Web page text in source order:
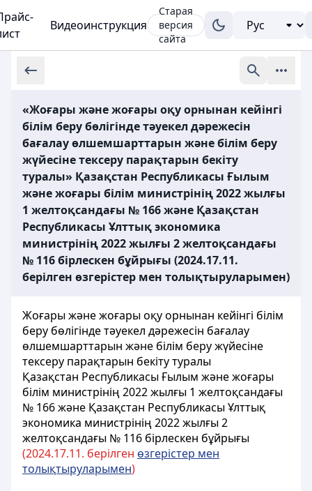
Видеоинструкция
Старая
версия
сайта
«Жоғары және жоғары оқу орнынан кейінгі
білім беру бөлігінде тәуекел дәрежесін
бағалау өлшемшарттарын және білім беру
жүйесіне тексеру парақтарын бекіту
туралы» Қазақстан Республикасы Ғылым
және жоғары білім министрінің 2022 жылғы
1 желтоқсандағы № 166 және Қазақстан
Республикасы Ұлттық экономика
министрінің 2022 жылғы 2 желтоқсандағы
№ 116 бірлескен бұйрығы (2024.17.11.
берілген өзгерістер мен толықтыруларымен)
Жоғары және жоғары оқу орнынан кейінгі білім
беру бөлігінде тәуекел дәрежесін бағалау
өлшемшарттарын және білім беру жүйесіне
тексеру парақтарын бекіту туралы
Қазақстан Республикасы Ғылым және жоғары
білім министрінің 2022 жылғы 1 желтоқсандағы
№ 166 және Қазақстан Республикасы Ұлттық
экономика министрінің 2022 жылғы 2
желтоқсандағы № 116 бірлескен бұйрығы
(2024.17.11. берілген өзгерістер мен
толықтыруларымен)